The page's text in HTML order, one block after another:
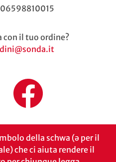
con il tuo ordine?
della schwa (ə per il
che ci aiuta rendere il